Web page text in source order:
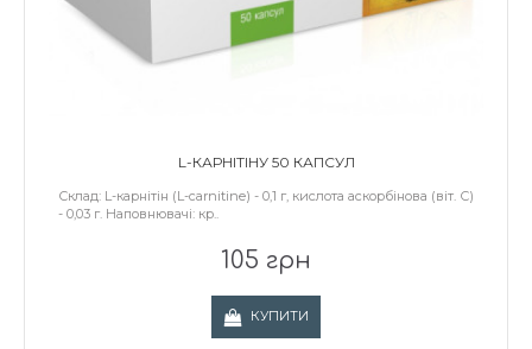
L-КАРНІТІНУ 50 КАПСУЛ
Склад: L-карнітін (L-carnitine) - 0,1 г, кислота аскорбінова (віт. С)
- 0,03 г. Наповнювачі: кр..
105 грн
КУПИТИ